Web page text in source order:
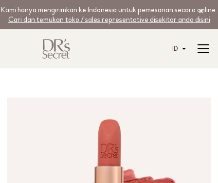
Kami hanya mengirimkan ke Indonesia untuk pemesanan secara online.
Cari dan temukan toko / sales representative disekitar anda disini
ID